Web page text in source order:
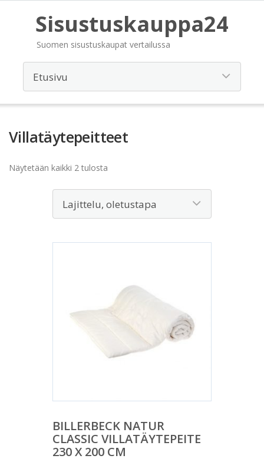
Sisustuskauppa24
Suomen sisustuskaupat vertailussa
Villatäytepeitteet
Näytetään kaikki 2 tulosta
BILLERBECK NATUR
CLASSIC VILLATÄYTEPEITE
230 X 200 CM